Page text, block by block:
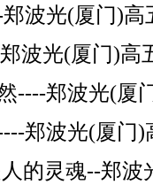
波光(厦门)
波光(厦门)高
----郑波光(厦
郑波光(厦门
的灵魂--郑